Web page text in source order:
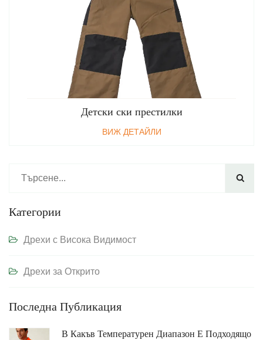
Детски ски престилки
ВИЖ ДЕТАЙЛИ

Категории
Дрехи с Висока Видимост
Дрехи за Открито
Последна Публикация
В Какъв Температурен Диапазон Е Подходящо